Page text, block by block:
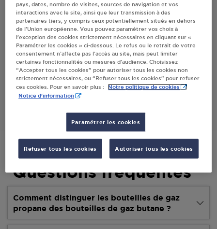
Villes
PROXI SUPER GUILLET CEDRIC SANCE
2 RUE DE LA FONTAINE
71000SANCE
S'Y RENDRE
Questions fréquentes
Comment distinguer les bouteilles de gaz
propane des bouteilles de gaz butane ?
pays, dates, nombre de visites, sources de navigation et vos
interactions avec le site, ainsi que leur transmission à des
partenaires tiers, y compris ceux potentiellement situés en dehors
de l’Union européenne. Vous pouvez paramétrer vos choix à
l’exception des cookies strictement nécessaires en cliquant sur «
Paramétrer les cookies » ci-dessous. Le refus ou le retrait de votre
consentement n’affecte pas l’accès au site, mais peut limiter
certaines fonctionnalités ou mesures d’audience. Choisissez
“Accepter tous les cookies” pour autoriser tous les cookies non
strictement nécessaires, ou “Refuser tous les cookies” pour refuser
ces cookies. Pour en savoir plus :
Notre politique de cookies
Notice d'information
Paramétrer les cookies
Refuser tous les cookies Autoriser tous les cookies